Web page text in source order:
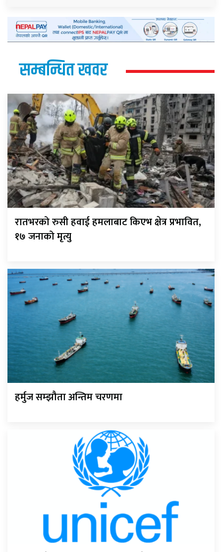
सम्बन्धित खवर
रातभरको रुसी हवाई हमलाबाट किएभ क्षेत्र प्रभावित,
१७ जनाको मृत्यु
हर्मुज सम्झौता अन्तिम चरणमा